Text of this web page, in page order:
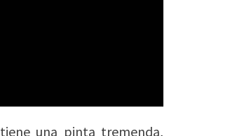
una pinta tremenda,